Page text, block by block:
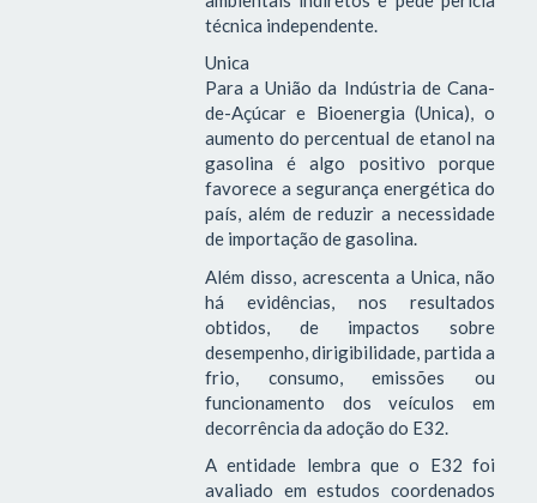
técnica independente.
Unica
Para a União da Indústria de Cana-
de-Açúcar e Bioenergia (Unica), o
aumento do percentual de etanol na
gasolina é algo positivo porque
favorece a segurança energética do
país, além de reduzir a necessidade
de importação de gasolina.
Além disso, acrescenta a Unica, não
há evidências, nos resultados
obtidos, de impactos sobre
desempenho, dirigibilidade, partida a
frio, consumo, emissões ou
funcionamento dos veículos em
decorrência da adoção do E32.
A entidade lembra que o E32 foi
avaliado em estudos coordenados